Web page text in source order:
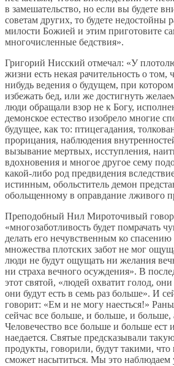
в замешательство, но если вы будете
советам других, то будете недостойны
милости Божией и этим приготовите
многочисленные бедствия».
Григорий Нисский отмечал: «У
жизни есть некая рачительность о том,
нибудь ведения о будущем, при
избежать бед, или же достигнуть
люди обращали взор не к Богу,
демонское естество изобрело многие
будущее, как то: птицегадания,
прорицания, наблюдения
вызывание мертвых, исступления,
вдохновения и многое другое сему
какой-либо род предвидения
истинным, обольститель демон
обольщенному в оправдание лживого
Преподобный Нил Мироточивый
«многозаботливость будет помрачать
делать его нечувственным ко
множества плотских забот не мог
люди не будут ощущать ни желания
ни страха вечного осуждения». В
этот святой, «людей охватит голод, они
они будут есть в семь раз больше». И
говорит: «Ем и не могу наесться!»
сейчас все больше, и больше, и больше,
Человечество все больше и больше ест
наедается. Святые предсказывали
продукты, говорили, будут такими, что
сможет насытиться. Мы это